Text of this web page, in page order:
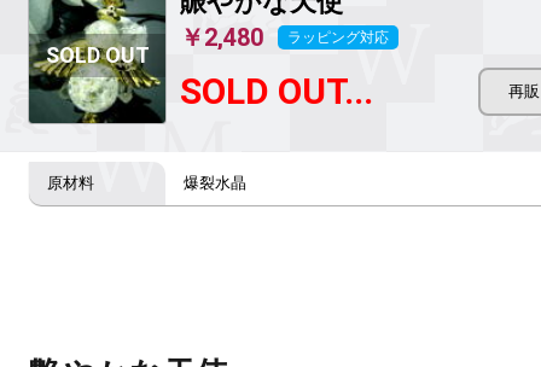
￥2,480 ラッピング対応
SOLD OUT...
爆裂水晶